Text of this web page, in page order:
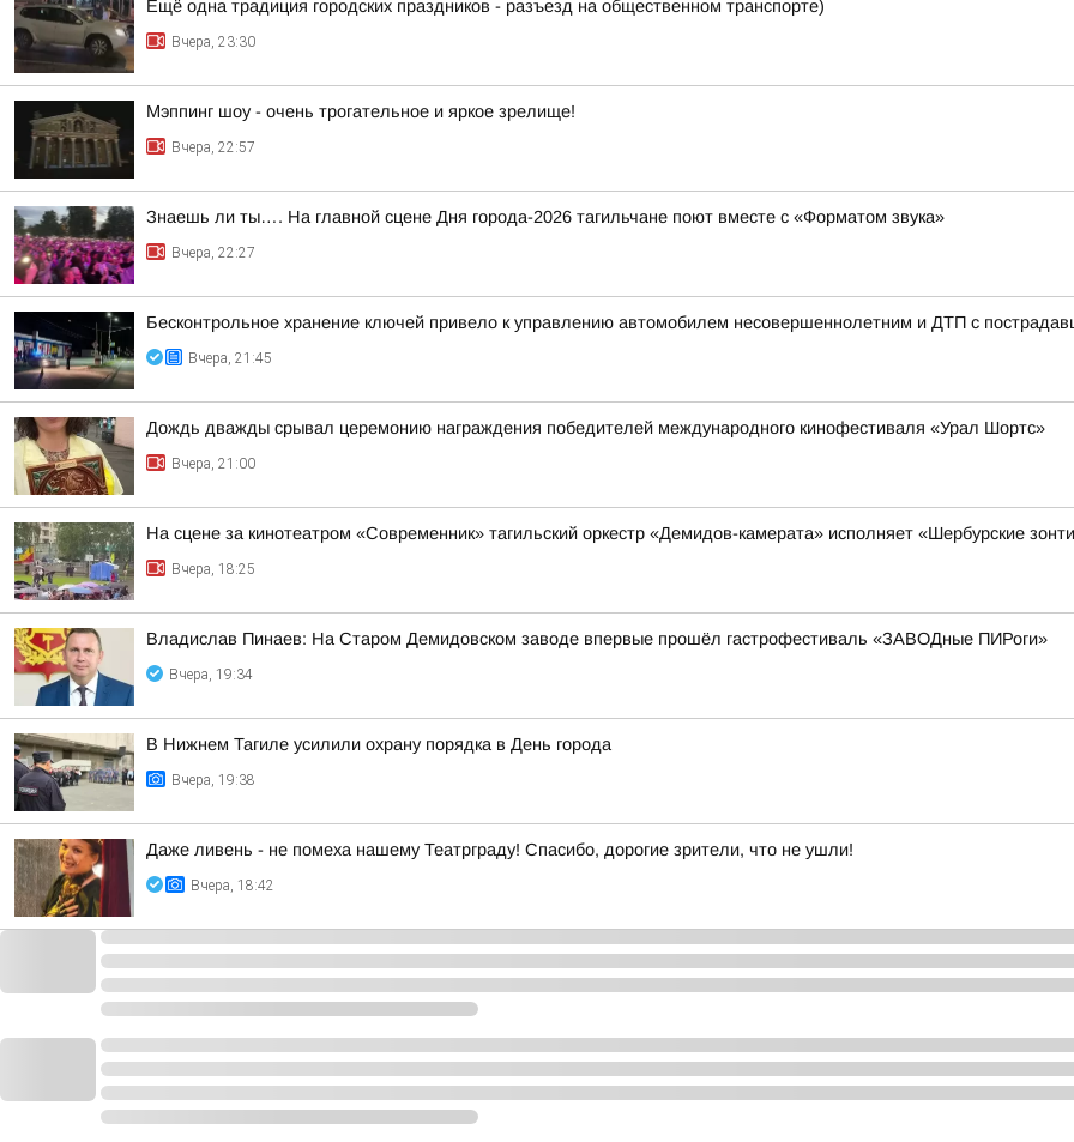
Ещё одна традиция городских праздников - разъезд на общественном транспорте)
Вчера, 23:30
Мэппинг шоу - очень трогательное и яркое зрелище!
Вчера, 22:57
Знаешь ли ты…. На главной сцене Дня города-2026 тагильчане поют вместе с «Форматом звука»
Вчера, 22:27
Бесконтрольное хранение ключей привело к управлению автомобилем несовершеннолетним и ДТП с
Вчера, 21:45
Дождь дважды срывал церемонию награждения победителей международного кинофестиваля «Урал Шортс»
Вчера, 21:00
На сцене за кинотеатром «Современник» тагильский оркестр «Демидов-камерата» исполняет «Шербурские
Вчера, 18:25
Владислав Пинаев: На Старом Демидовском заводе впервые прошёл гастрофестиваль «ЗАВОДные ПИРоги»
Вчера, 19:34
В Нижнем Тагиле усилили охрану порядка в День города
Вчера, 19:38
Даже ливень - не помеха нашему Театрграду! Спасибо, дорогие зрители, что не ушли!
Вчера, 18:42